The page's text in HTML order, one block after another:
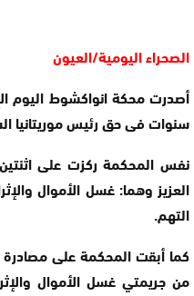
الصحراء اليومية/العيون
سنوات فى حق رئيس موريتانيا
نفس المحكمة ركزت على
العزيز وهما: غسل الأموال
التهم.
كما أبقت المحكمة على مصادرة